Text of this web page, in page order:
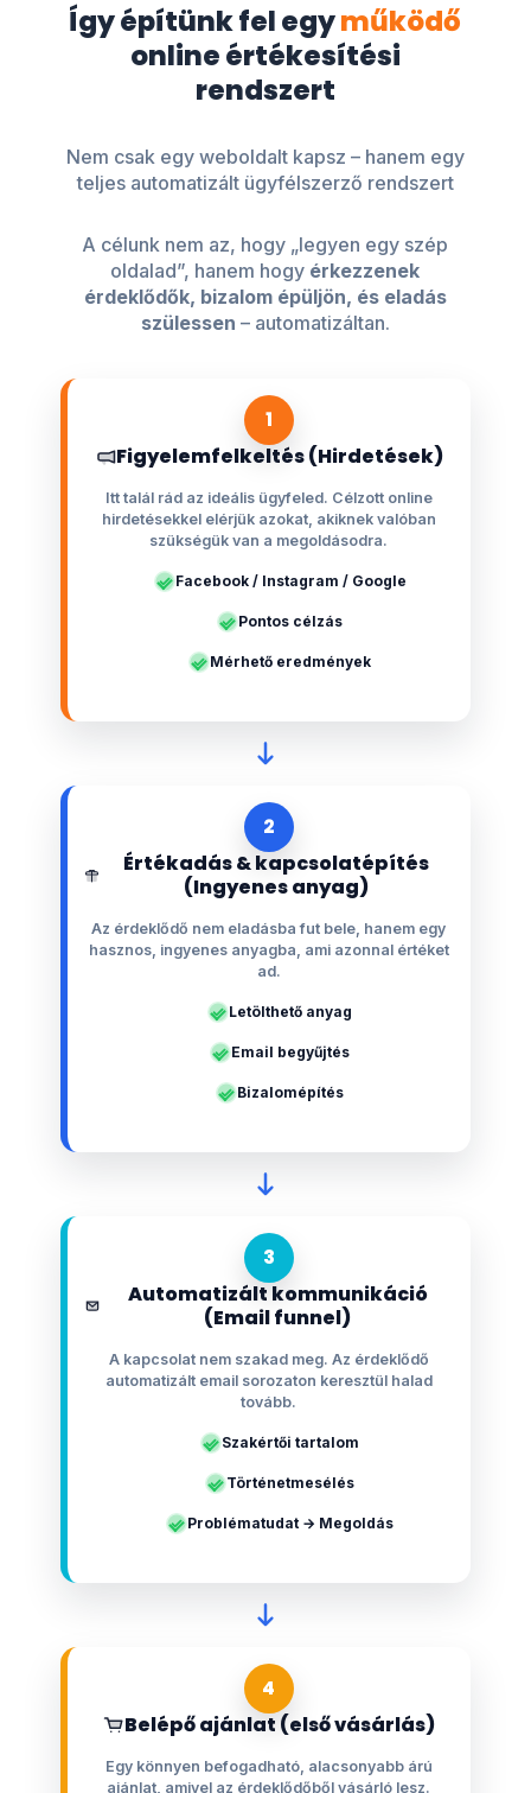
Így építünk fel egyműködő
online értékesítési
rendszert
Nem csak egy weboldalt kapsz – hanem egy
teljes automatizált ügyfélszerző rendszert
A célunk nem az, hogy „legyen egy szép
oldalad”, hanem hogy érkezzenek
érdeklődők, bizalom épüljön, és eladás
szülessen – automatizáltan.
1
Figyelemfelkeltés (Hirdetések)
Itt talál rád az ideális ügyfeled. Célzott online
hirdetésekkel elérjük azokat, akiknek valóban
szükségük van a megoldásodra.
Facebook / Instagram / Google
Pontos célzás
Mérhető eredmények
2
Értékadás & kapcsolatépítés
(Ingyenes anyag)
Az érdeklődő nem eladásba fut bele, hanem egy
hasznos, ingyenes anyagba, ami azonnal értéket
ad.
Letölthető anyag
Email begyűjtés
Bizalomépítés
3
Automatizált kommunikáció
(Email funnel)
A kapcsolat nem szakad meg. Az érdeklődő
automatizált email sorozaton keresztül halad
tovább.
Szakértői tartalom
Történetmesélés
Problématudat → Megoldás
4
Belépő ajánlat (első vásárlás)
Egy könnyen befogadható, alacsonyabb árú
ajánlat, amivel az érdeklődőből vásárló lesz.